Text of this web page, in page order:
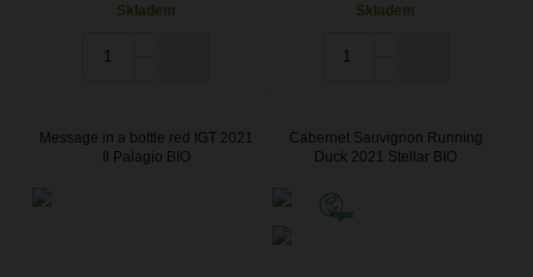
Skladem
Skladem
Message in a bottle red IGT 2021
Il Palagio BIO
Cabernet Sauvignon Running
Duck 2021 Stellar BIO